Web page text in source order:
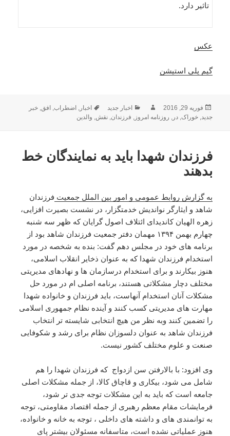
تاثیر دارد.
عکس
گیم پلی استیشن
ارسال
شده
فوریه 29, 2016 نویسندهدسته‌ها
اخبار جدید برچسب‌ها
اخبار, اضطراب, افق,خبر
جدید,خوراک,در, روزنامه امروز, فرزندان,نقش, والدین
فرزندان شهدا باید به نمایندگان خط
بدهند
به گزارش روابط عمومی و امور بین الملل جمعیت فرزندان
شاهد و ایثارگر نواندیش خدمتگزار، در نشست بصیرت افزایی،
زهره الهیان کاندیدای ائتلاف اصول گرایان که ظهر سه شنبه
چهارم بهمن ۱۳۹۴ مهمان دفتر جمعیت فرزندان شاهد بود از
برنامه های خود در مجلس دهم گفت: بنده به شخصه در مورد
استخدام فرزندان شهدا که به عنوان ذخایر انقلاب اسلامی،
هنوز بیکارند و برای استخدام درسازمان ها و نهادهای مدیریتی
مختلف دچار مشکلاتی هستند، برنامه اصلی ام در مورد حل
مشکلات آنان استخدام آنهاست، باید فرزندان و خانواده شهدا
مهارت های مدیریتی کسب کنند و آینده نظام جمهوری اسلامی
را تضمین کنند وبه نظر من هیچ انتخابی شایسته تر انتخاب
فرزندان شاهد به عنوان دلسوزان نظام برای رشد و شکوفایی
صنعت و علوم مختلف کشور نیست.
وی افزود: با بالارفتن سن ازدواج که فرزندان شهدا را هم
شامل می شود، بیکاری و قاچاق کالا، از جمله مشکلات اصلی
جامعه است که باید به این مشکلات توجه جدی تر شود،
فرمایشات مقام معظم رهبری از جمله اقتصاد مقاومتی، توجه
به توانمندی های و داشته های داخلی ، توجه به خانه و خانواده،
هنوز عملیاتی نشده است، متاسفانه مسئولان بیشتر پای